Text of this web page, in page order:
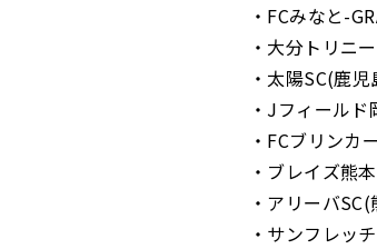
・FCみなと-
・大分トリニ
・太陽SC(鹿
・Jフィール
・FCブリンカ
・ブレイズ熊
・アリーバ
・サンフレッ